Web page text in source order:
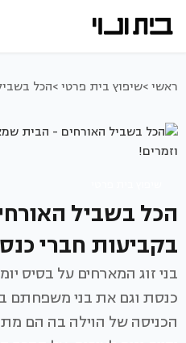
ראשי >שיפוץ בית פרטי >הכל
הכל בשביל
בקביעות חברי
בני זוג המארחים על בסיס
כנסת וגם את בני משפחתם
הכניסה של הוילה בה הם